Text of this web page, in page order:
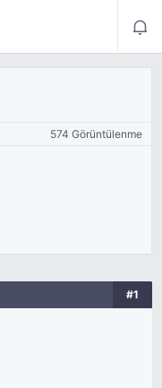
574 Görüntülenme
#1